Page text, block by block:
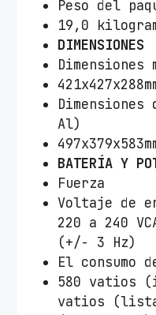
Peso del
19,0
DIMENSIONES
Al)
BATERÍA Y
Fuerza
Voltaje de
220 a 240
(+/- 3 Hz)
El consumo
580 vatios
vatios